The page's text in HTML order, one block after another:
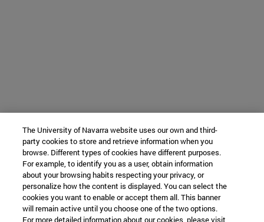
The University of Navarra website uses our own and third-
party cookies to store and retrieve information when you
browse. Different types of cookies have different purposes.
For example, to identify you as a user, obtain information
about your browsing habits respecting your privacy, or
personalize how the content is displayed. You can select the
cookies you want to enable or accept them all. This banner
will remain active until you choose one of the two options.
For more detailed information about our cookies, please visit